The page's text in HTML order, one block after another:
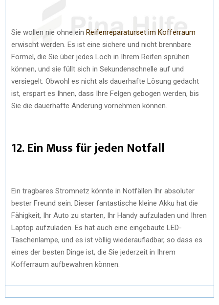
Sie wollen nie ohne ein Reifenreparaturset im Kofferraum
erwischt werden. Es ist eine sichere und nicht brennbare
Formel, die Sie über jedes Loch in Ihrem Reifen sprühen
können, und sie füllt sich in Sekundenschnelle auf und
versiegelt. Obwohl es nicht als dauerhafte Lösung gedacht
ist, erspart es Ihnen, dass Ihre Felgen gebogen werden, bis
Sie die dauerhafte Änderung vornehmen können.
12. Ein Muss für jeden Notfall
Ein tragbares Stromnetz könnte in Notfällen Ihr absoluter
bester Freund sein. Dieser fantastische kleine Akku hat die
Fähigkeit, Ihr Auto zu starten, Ihr Handy aufzuladen und Ihren
Laptop aufzuladen. Es hat auch eine eingebaute LED-
Taschenlampe, und es ist völlig wiederaufladbar, so dass es
eines der besten Dinge ist, die Sie jederzeit in Ihrem
Kofferraum aufbewahren können.